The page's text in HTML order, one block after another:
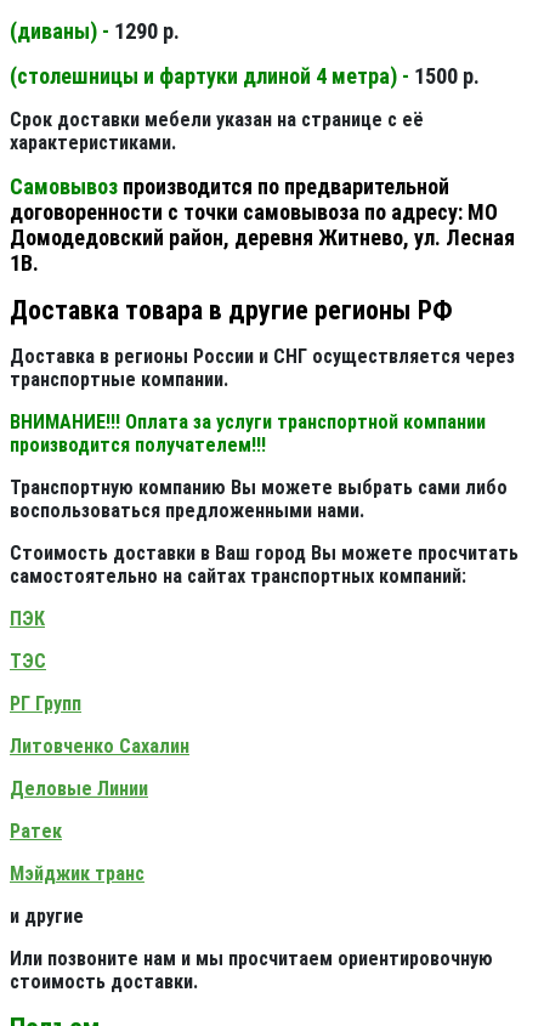
(диваны) - 1290 р.
(столешницы и фартуки длиной 4 метра) - 1500 р.
Срок доставки мебели указан на странице с её
характеристиками.
Самовывоз производится по предварительной
договоренности с точки самовывоза по адресу: МО
Домодедовский район, деревня Житнево, ул. Лесная
1В.
Доставка товара в другие регионы РФ
Доставка в регионы России и СНГ осуществляется через
транспортные компании.
ВНИМАНИЕ!!! Оплата за услуги транспортной компании
производится получателем!!!
Транспортную компанию Вы можете выбрать сами либо
воспользоваться предложенными нами.
Стоимость доставки в Ваш город Вы можете просчитать
самостоятельно на сайтах транспортных компаний:
ПЭК
ТЭС
РГ Групп
Литовченко Сахалин
Деловые Линии
Ратек
Мэйджик транс
и другие
Или позвоните нам и мы просчитаем ориентировочную
стоимость доставки.